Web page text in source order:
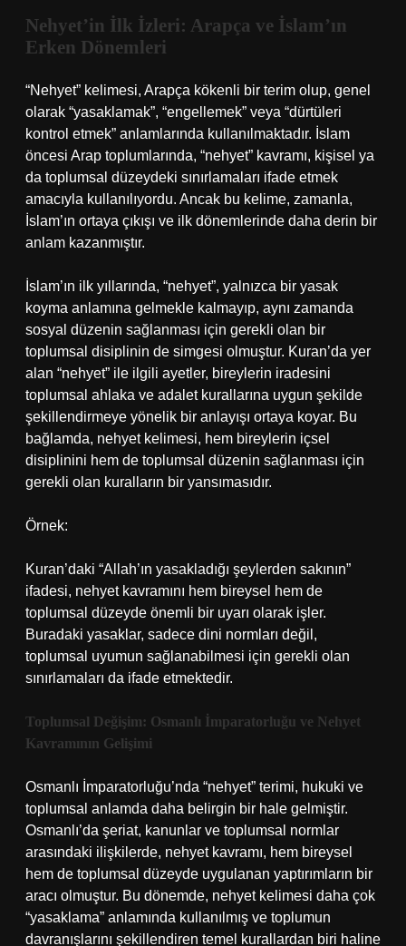
Nehyet’in İlk İzleri: Arapça ve İslam’ın
Erken Dönemleri
“Nehyet” kelimesi, Arapça kökenli bir terim olup, genel
olarak “yasaklamak”, “engellemek” veya “dürtüleri
kontrol etmek” anlamlarında kullanılmaktadır. İslam
öncesi Arap toplumlarında, “nehyet” kavramı, kişisel ya
da toplumsal düzeydeki sınırlamaları ifade etmek
amacıyla kullanılıyordu. Ancak bu kelime, zamanla,
İslam’ın ortaya çıkışı ve ilk dönemlerinde daha derin bir
anlam kazanmıştır.
İslam’ın ilk yıllarında, “nehyet”, yalnızca bir yasak
koyma anlamına gelmekle kalmayıp, aynı zamanda
sosyal düzenin sağlanması için gerekli olan bir
toplumsal disiplinin de simgesi olmuştur. Kuran’da yer
alan “nehyet” ile ilgili ayetler, bireylerin iradesini
toplumsal ahlaka ve adalet kurallarına uygun şekilde
şekillendirmeye yönelik bir anlayışı ortaya koyar. Bu
bağlamda, nehyet kelimesi, hem bireylerin içsel
disiplinini hem de toplumsal düzenin sağlanması için
gerekli olan kuralların bir yansımasıdır.
Örnek:
Kuran’daki “Allah’ın yasakladığı şeylerden sakının”
ifadesi, nehyet kavramını hem bireysel hem de
toplumsal düzeyde önemli bir uyarı olarak işler.
Buradaki yasaklar, sadece dini normları değil,
toplumsal uyumun sağlanabilmesi için gerekli olan
sınırlamaları da ifade etmektedir.
Toplumsal Değişim: Osmanlı İmparatorluğu ve Nehyet
Kavramının Gelişimi
Osmanlı İmparatorluğu’nda “nehyet” terimi, hukuki ve
toplumsal anlamda daha belirgin bir hale gelmiştir.
Osmanlı’da şeriat, kanunlar ve toplumsal normlar
arasındaki ilişkilerde, nehyet kavramı, hem bireysel
hem de toplumsal düzeyde uygulanan yaptırımların bir
aracı olmuştur. Bu dönemde, nehyet kelimesi daha çok
“yasaklama” anlamında kullanılmış ve toplumun
davranışlarını şekillendiren temel kurallardan biri haline